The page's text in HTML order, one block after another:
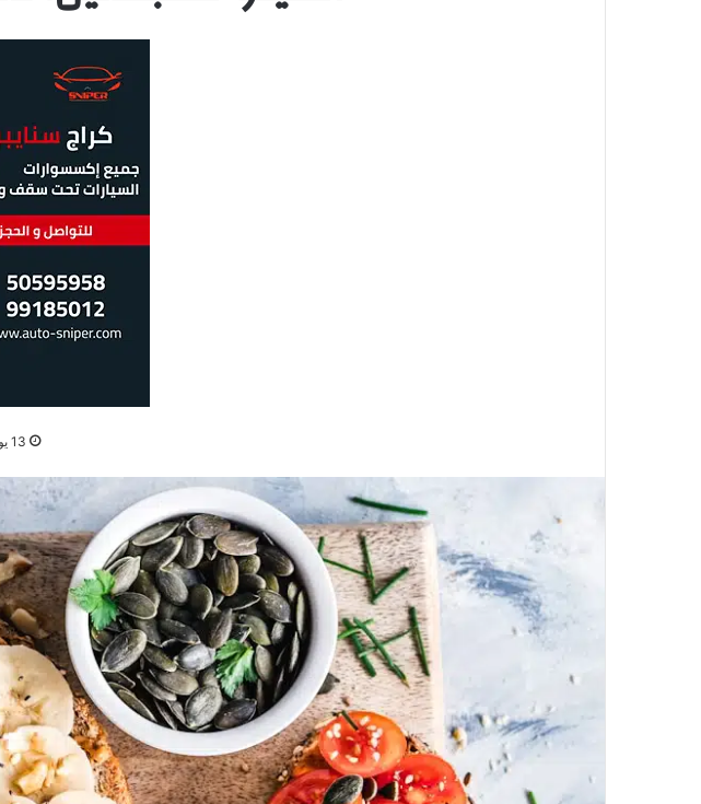
13 يونيو، 2026